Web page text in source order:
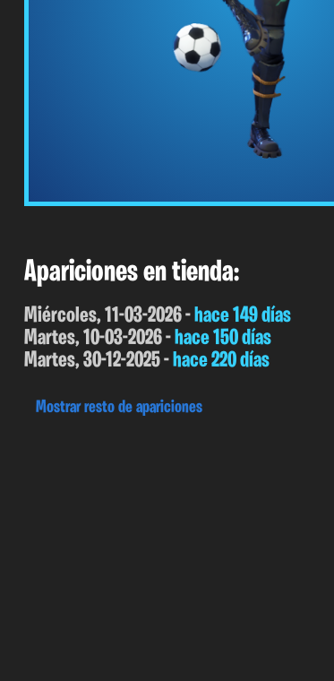
Apariciones en tienda:
Miércoles, 11-03-2026 -hace 149 días
Martes, 10-03-2026 -hace 150 días
Martes, 30-12-2025 -hace 220 días
Mostrar resto de apariciones